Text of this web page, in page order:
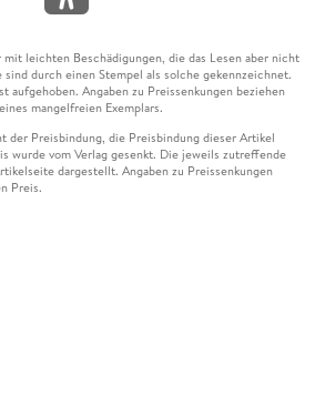
leichten Beschädigungen, die das Lesen aber nicht
durch einen Stempel als solche gekennzeichnet.
aufgehoben. Angaben zu Preissenkungen beziehen
mangelfreien Exemplars.
der Preisbindung, die Preisbindung dieser Artikel
wurde vom Verlag gesenkt. Die jeweils zutreffende
dargestellt. Angaben zu Preissenkungen
Preis.